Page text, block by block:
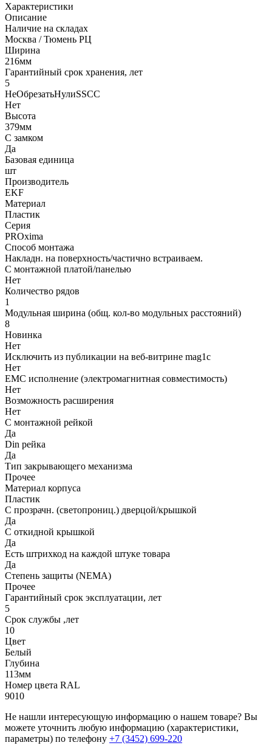
Характеристики
Описание
Наличие на складах
Москва / Тюмень РЦ
Ширина
216мм
Гарантийный срок хранения, лет
5
НеОбрезатьНулиSSCC
Нет
Высота
379мм
С замком
Да
Базовая единица
шт
Производитель
EKF
Материал
Пластик
Серия
PROxima
Способ монтажа
Накладн. на поверхность/частично встраиваем.
С монтажной платой/панелью
Нет
Количество рядов
1
Модульная ширина (общ. кол-во модульных расстояний)
8
Новинка
Нет
Исключить из публикации на веб-витрине mag1c
Нет
EMC исполнение (электромагнитная совместимость)
Нет
Возможность расширения
Нет
С монтажной рейкой
Да
Din рейка
Да
Тип закрывающего механизма
Прочее
Материал корпуса
Пластик
С прозрачн. (светопрониц.) дверцой/крышкой
Да
С откидной крышкой
Да
Есть штрихкод на каждой штуке товара
Да
Степень защиты (NEMA)
Прочее
Гарантийный срок эксплуатации, лет
5
Срок службы ,лет
10
Цвет
Белый
Глубина
113мм
Номер цвета RAL
9010
Не нашли интересующую информацию о нашем товаре? Вы
можете уточнить любую информацию (характеристики,
параметры) по телефону +7 (3452) 699-220